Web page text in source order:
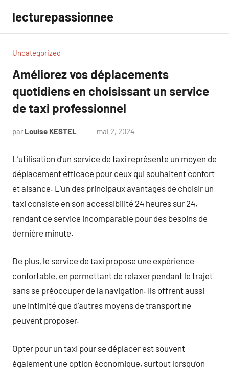
contenu
lecturepassionnee
Uncategorized
Améliorez vos déplacements
quotidiens en choisissant un service
de taxi professionnel
par Louise KESTEL mai 2, 2024
L’utilisation d’un service de taxi représente un moyen de
déplacement efficace pour ceux qui souhaitent confort
et aisance. L’un des principaux avantages de choisir un
taxi consiste en son accessibilité 24 heures sur 24,
rendant ce service incomparable pour des besoins de
dernière minute.
De plus, le service de taxi propose une expérience
confortable, en permettant de relaxer pendant le trajet
sans se préoccuper de la navigation. Ils offrent aussi
une intimité que d’autres moyens de transport ne
peuvent proposer.
Opter pour un taxi pour se déplacer est souvent
également une option économique, surtout lorsqu’on